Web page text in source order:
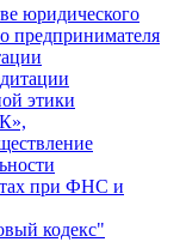
юридического
предпринимателя
этики
при ФНС и
кодекс"